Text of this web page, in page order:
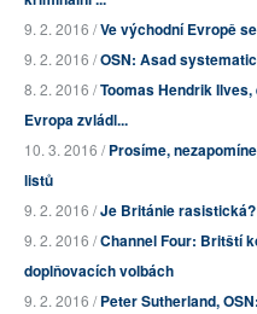
9. 2. 2016 /Ve východní Evropě
9. 2. 2016 /OSN: Asad
8. 2. 2016 /Toomas Hendrik
Evropa zvládl...
10. 3. 2016 /Prosíme,
listů
9. 2. 2016 /Je Británie rasistická?
9. 2. 2016 /Channel Four: Britští
doplňovacích volbách
9. 2. 2016 /Peter Sutherland,